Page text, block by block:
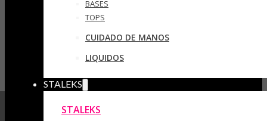
BASES
TOPS
CUIDADO DE MANOS
LIQUIDOS
STALEKS
STALEKS